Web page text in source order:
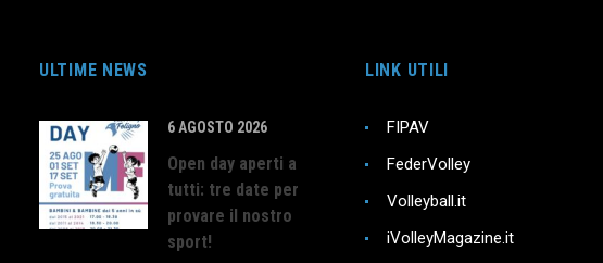
ULTIME NEWS
6 AGOSTO 2026
Open day aperti a
tutti: tre date per
provare il nostro
sport!
LINK UTILI
FIPAV
FederVolley
Volleyball.it
iVolleyMagazine.it